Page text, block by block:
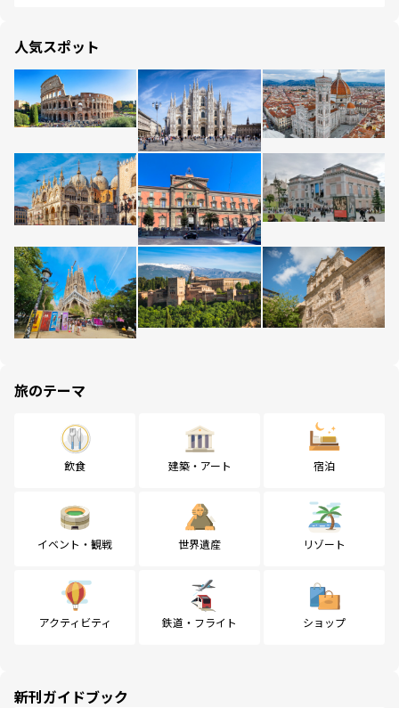
人気スポット
旅のテーマ
飲食 建築・アート 宿泊
イベント・観戦 世界遺産 リゾート
アクティビティ 鉄道・フライト ショップ
新刊ガイドブック